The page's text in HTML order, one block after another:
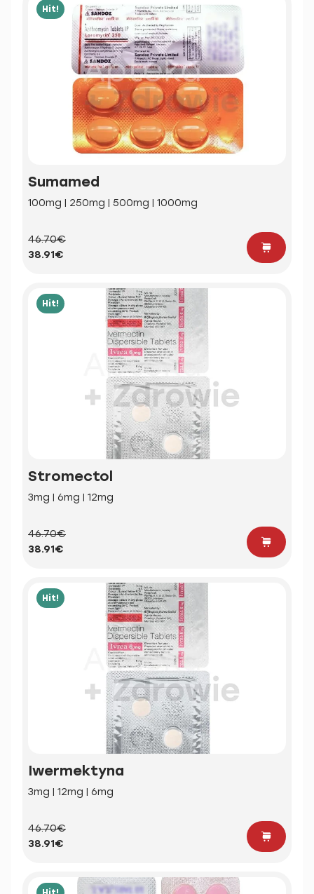
Hit!
Sumamed
100mg | 250mg | 500mg | 1000mg
46.70€
38.91€
Hit!
Stromectol
3mg | 6mg | 12mg
46.70€
38.91€
Hit!
Iwermektyna
3mg | 12mg | 6mg
46.70€
38.91€